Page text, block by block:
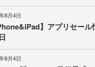
8月4日
】アプリセール
8月4日